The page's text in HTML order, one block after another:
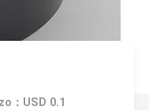
：USD 0.1